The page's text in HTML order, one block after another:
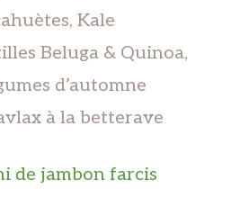
, Kale
Beluga & Quinoa,
d’automne
à la betterave